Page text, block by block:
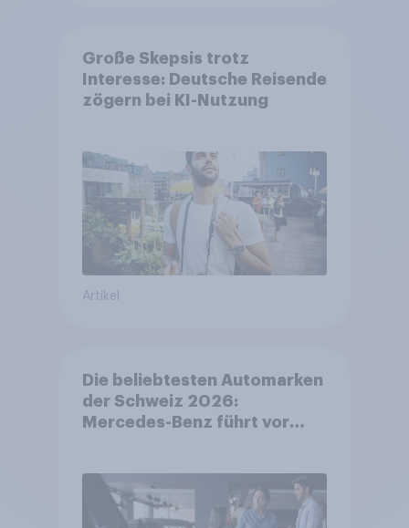
Große Skepsis trotz
Interesse: Deutsche Reisende
zögern bei KI-Nutzung
Artikel
Die beliebtesten Automarken
der Schweiz 2026:
Mercedes-Benz führt vor